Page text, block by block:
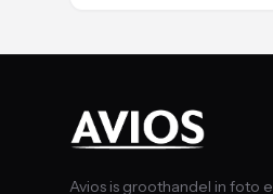
Avios is groothandel in foto